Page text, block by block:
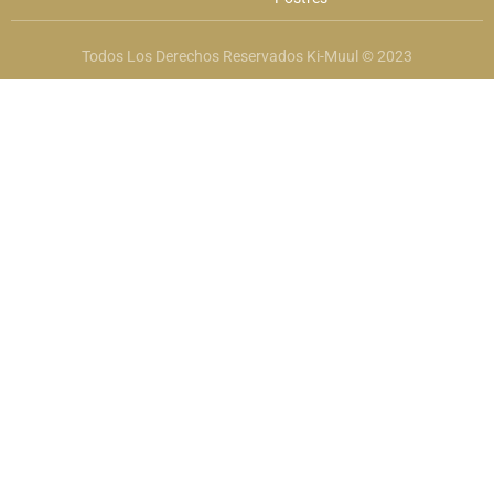
Todos Los Derechos Reservados Ki-Muul © 2023